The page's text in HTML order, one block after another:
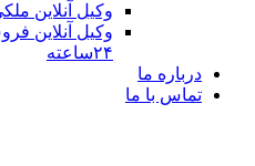
وکیل آنلاین ملکی
وکیل آنلاین فروش
درباره ما
تماس با ما